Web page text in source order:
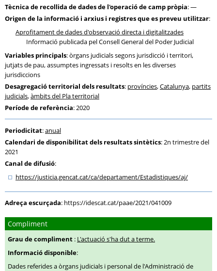
Tècnica de recollida de dades de l'operació de camp pròpia: —
Origen de la informació i arxius i registres que es preveu utilitzar:
Aprofitament de dades d'observació directa i digitalitzades
Informació publicada pel Consell General del Poder Judicial
Variables principals: òrgans judicials segons jurisdicció i territori,
jutjats de pau, assumptes ingressats i resolts en les diverses
jurisdiccions
Desagregació territorial dels resultats: províncies,Catalunya, partits
judicials,àmbits del Pla territorial
Període de referència: 2020
Periodicitat:anual
Calendari de disponibilitat dels resultats sintètics: 2n trimestre del
2021
Canal de difusió:
https://justicia.gencat.cat/ca/departament/Estadistiques/aj/
Adreça escurçada: https://idescat.cat/paae/2021/041009
Compliment
Grau de compliment : L'actuació s'ha dut a terme.
Informació disponible:
Dades referides a òrgans judicials i personal de l'Administració de